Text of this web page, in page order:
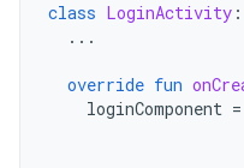
class LoginActivity :
...
override fun
loginComponent =